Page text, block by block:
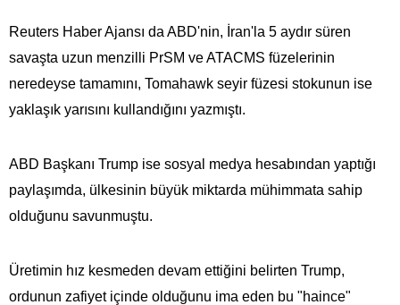
Reuters Haber Ajansı da ABD'nin, İran'la 5 aydır süren
savaşta uzun menzilli PrSM ve ATACMS füzelerinin
neredeyse tamamını, Tomahawk seyir füzesi stokunun ise
yaklaşık yarısını kullandığını yazmıştı.
ABD Başkanı Trump ise sosyal medya hesabından yaptığı
paylaşımda, ülkesinin büyük miktarda mühimmata​​​​​​​ sahip
olduğunu savunmuştu.
Üretimin hız kesmeden devam ettiğini belirten Trump,
ordunun zafiyet içinde olduğunu ima eden bu "haince"